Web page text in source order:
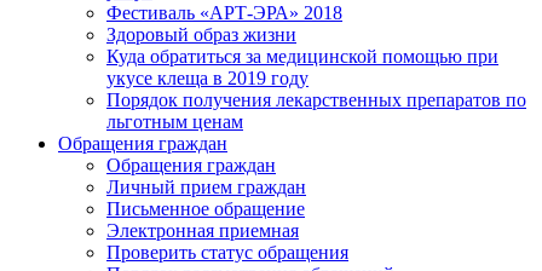
Фестиваль «АРТ-ЭРА» 2018
Здоровый образ жизни
Куда обратиться за медицинской помощью при
укусе клеща в 2019 году
Порядок получения лекарственных препаратов по
льготным ценам
Обращения граждан
Обращения граждан
Личный прием граждан
Письменное обращение
Электронная приемная
Проверить статус обращения